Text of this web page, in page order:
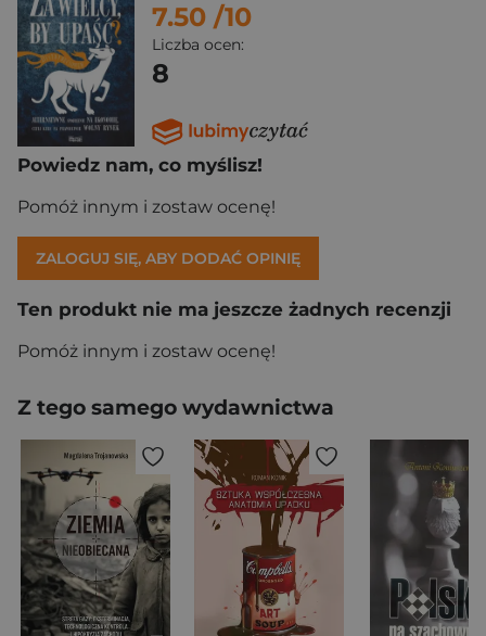
7.50 /10
Liczba ocen:
8
Powiedz nam, co myślisz!
Pomóż innym i zostaw ocenę!
ZALOGUJ SIĘ, ABY DODAĆ OPINIĘ
Ten produkt nie ma jeszcze żadnych recenzji
Pomóż innym i zostaw ocenę!
Z tego samego wydawnictwa